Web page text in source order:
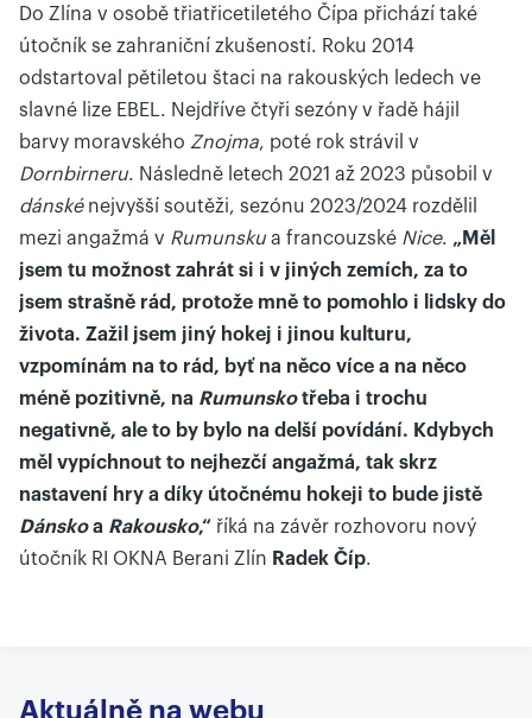
Do Zlína v osobě třiatřicetiletého Čípa přichází také
útočník se zahraniční zkušeností. Roku 2014
odstartoval pětiletou štaci na rakouských ledech ve
slavné lize EBEL. Nejdříve čtyři sezóny v řadě hájil
barvy moravského Znojma, poté rok strávil v
Dornbirneru. Následně letech 2021 až 2023 působil v
dánskénejvyšší soutěži, sezónu 2023/2024 rozdělil
mezi angažmá v Rumunsku a francouzské Nice. „Měl
jsem tu možnost zahrát si i v jiných zemích, za to
jsem strašně rád, protože mně to pomohlo i lidsky do
života. Zažil jsem jiný hokej i jinou kulturu,
vzpomínám na to rád, byť na něco více a na něco
méně pozitivně, na Rumunskotřeba i trochu
negativně, ale to by bylo na delší povídání. Kdybych
měl vypíchnout to nejhezčí angažmá, tak skrz
nastavení hry a díky útočnému hokeji to bude jistě
Dánskoa Rakousko,“ říká na závěr rozhovoru nový
útočník RI OKNA Berani Zlín Radek Číp.
Aktuálně na webu